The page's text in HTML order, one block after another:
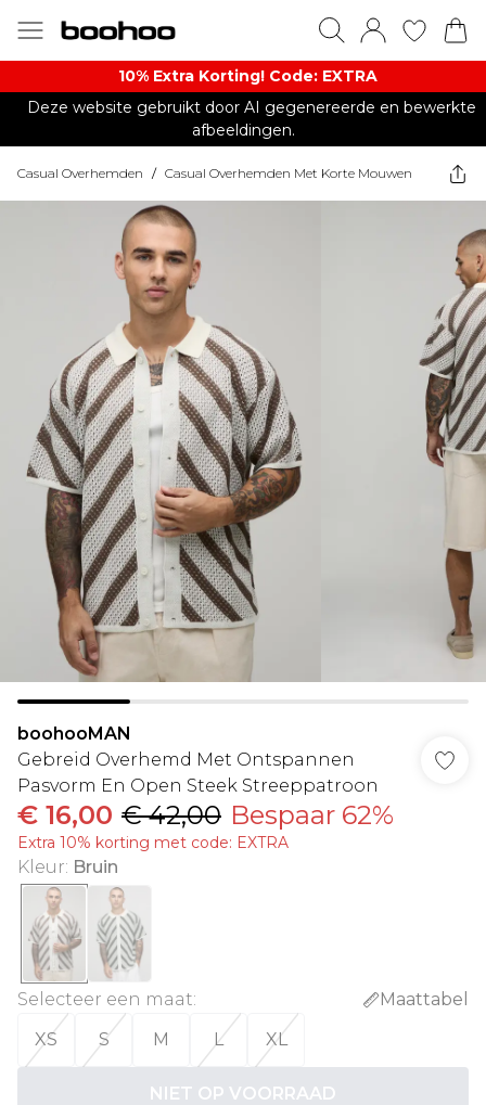
10% Extra Korting! Code: EXTRA​
Deze website gebruikt door AI gegenereerde en bewerkte
afbeeldingen.
Casual Overhemden / Casual Overhemden Met Korte Mouwen
boohooMAN
Gebreid Overhemd Met Ontspannen
Pasvorm En Open Steek Streeppatroon
€ 16,00 € 42,00 Bespaar 62%
Extra 10% korting met code: EXTRA
Kleur: Bruin
Selecteer een maat:
Maattabel
XS
S M L XL
NIET OP VOORRAAD